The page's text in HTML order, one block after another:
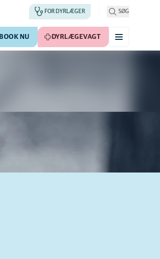
FOR DYRLÆGER SØG
BOOK NU DYRLÆGEVAGT